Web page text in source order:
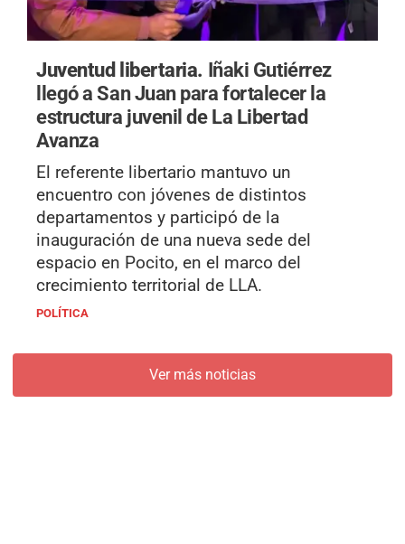
Juventud libertaria. Iñaki Gutiérrez
llegó a San Juan para fortalecer la
estructura juvenil de La Libertad
Avanza
El referente libertario mantuvo un
encuentro con jóvenes de distintos
departamentos y participó de la
inauguración de una nueva sede del
espacio en Pocito, en el marco del
crecimiento territorial de LLA.
POLÍTICA
Ver más noticias